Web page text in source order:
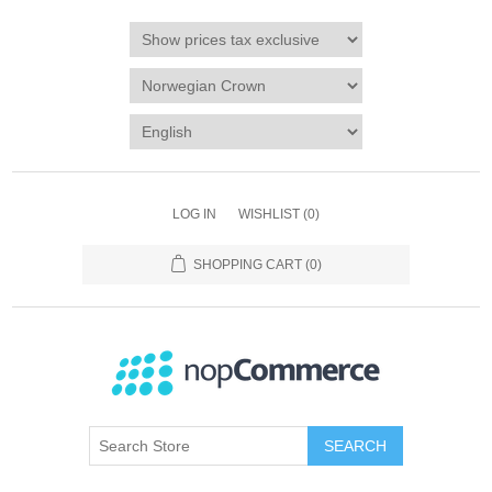
LOG IN WISHLIST (0)
SHOPPING CART (0)
SEARCH